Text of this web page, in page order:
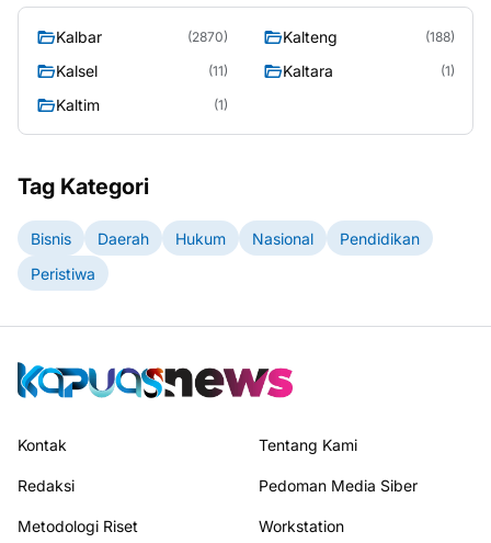
Kalbar (2870) Kalteng (188)
Kalsel (11) Kaltara (1)
Kaltim (1)
Tag Kategori
Bisnis Daerah Hukum Nasional
Pendidikan
Peristiwa
Kontak Tentang Kami
Redaksi Pedoman Media Siber
Metodologi Riset Workstation